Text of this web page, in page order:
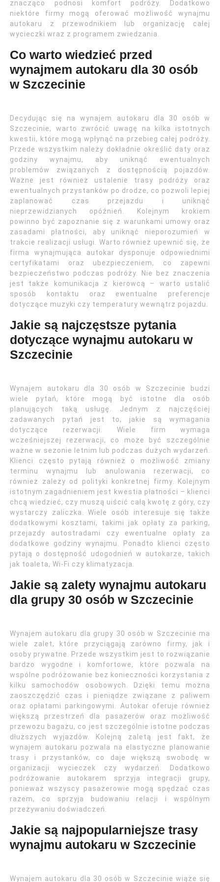
znacząco podnosi komfort podróży. Dodatkowo
niektóre firmy mogą oferować możliwość wynajmu
autokaru z przewodnikiem lub organizację całej
wycieczki wraz z programem zwiedzania.
Co warto wiedzieć przed
wynajmem autokaru dla 30 osób
w Szczecinie
Decydując się na wynajem autokaru dla 30 osób w
Szczecinie, warto zwrócić uwagę na kilka istotnych
kwestii, które mogą wpłynąć na przebieg całej podróży.
Przede wszystkim należy dokładnie określić daty oraz
godziny wynajmu, aby uniknąć ewentualnych
problemów związanych z dostępnością pojazdów.
Ważne jest również ustalenie trasy podróży oraz
ewentualnych przystanków po drodze, co pozwoli lepiej
zaplanować czas przejazdu i uniknąć
nieprzewidzianych opóźnień. Kolejnym krokiem
powinno być zapoznanie się z warunkami umowy oraz
zasadami płatności, aby uniknąć nieporozumień w
trakcie realizacji usługi. Warto również upewnić się, że
firma wynajmująca autokar dysponuje odpowiednimi
certyfikatami oraz ubezpieczeniem, co zapewni
bezpieczeństwo podczas podróży. Nie bez znaczenia
jest także komunikacja z kierowcą – warto ustalić
sposób kontaktu oraz ewentualne preferencje
dotyczące muzyki czy temperatury wewnątrz pojazdu.
Jakie są najczęstsze pytania
dotyczące wynajmu autokaru w
Szczecinie
Wynajem autokaru dla 30 osób w Szczecinie budzi
wiele pytań, które mogą być istotne dla osób
planujących taką usługę. Jednym z najczęściej
zadawanych pytań jest to, jakie są wymagania
dotyczące rezerwacji. Wiele firm wymaga
wcześniejszej rezerwacji, co może być szczególnie
ważne w sezonie letnim lub podczas dużych wydarzeń.
Klienci często pytają również o możliwość zmiany
terminu wynajmu lub anulowania rezerwacji, co
również zależy od polityki konkretnej firmy. Kolejnym
istotnym zagadnieniem jest kwestia płatności – klienci
chcą wiedzieć, czy muszą uiścić całą kwotę z góry, czy
wystarczy zaliczka. Wiele osób interesuje się także
dodatkowymi kosztami, takimi jak opłaty za parking,
przejazdy autostradami czy ewentualne opłaty za
dodatkowe godziny wynajmu. Ponadto klienci często
pytają o dostępność udogodnień w autokarze, takich
jak toaleta, Wi-Fi czy klimatyzacja.
Jakie są zalety wynajmu autokaru
dla grupy 30 osób w Szczecinie
Wynajem autokaru dla grupy 30 osób w Szczecinie ma
wiele zalet, które przyciągają zarówno firmy, jak i
osoby prywatne. Przede wszystkim jest to rozwiązanie
bardzo wygodne i komfortowe, które pozwala na
wspólne podróżowanie bez konieczności korzystania z
kilku samochodów osobowych. Dzięki temu można
zaoszczędzić czas i pieniądze związane z paliwem
oraz opłatami parkingowymi. Autokar oferuje również
większą przestrzeń dla pasażerów oraz możliwość
przewozu bagażu, co jest szczególnie istotne podczas
dłuższych wyjazdów. Kolejną zaletą jest fakt, że
wynajem autokaru pozwala na elastyczne planowanie
trasy i przystanków, co daje większą swobodę w
organizacji wycieczek czy wydarzeń. Dodatkowo
podróżowanie autokarem sprzyja integracji grupy,
ponieważ wszyscy pasażerowie mogą spędzać czas
razem, co sprzyja budowaniu relacji i wspólnym
przeżywaniu doświadczeń.
Jakie są najpopularniejsze trasy
wynajmu autokaru w Szczecinie
Wynajem autokaru dla 30 osób w Szczecinie wiąże się